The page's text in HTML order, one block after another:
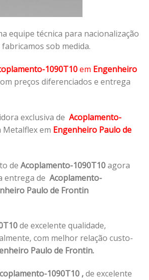
equipe técnica para nacionalização
sob medida.
1090T10em Engenheiro
preços diferenciados e entrega
exclusiva de Acoplamento-
Metalflex em Engenheiro Paulo de
de Acoplamento-1090T10agora
entrega de Acoplamento-
Paulo de Frontin
de excelente qualidade,
com melhor relação custo-
Paulo de Frontin.
1090T10 ,de excelente